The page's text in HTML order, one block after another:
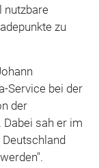
nutzbare
zu
Service bei der
der
sah er im